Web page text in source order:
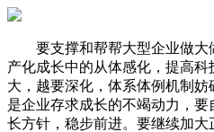
要支撑和帮帮大型企业做大
产化成长中的从体感化，提高
大，越要深化，体系体例机制
是企业存求成长的不竭动力，
长方针，稳步前进。要继续加